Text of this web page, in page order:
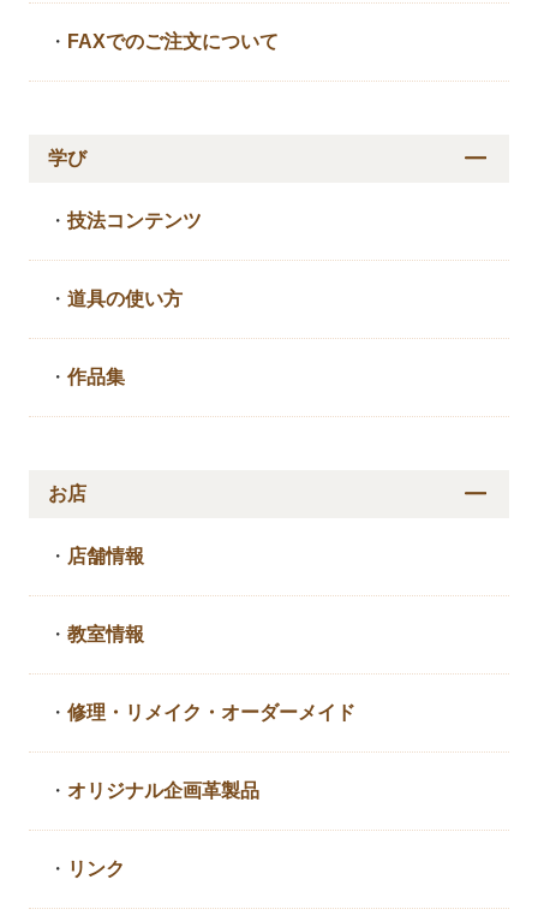
・ FAXでのご注文について
学び
・技法コンテンツ
・道具の使い方
・作品集
お店
・ 店舗情報
・教室情報
・修理・リメイク・ オーダーメイド
・ オリジナル企画革製品
・ リンク